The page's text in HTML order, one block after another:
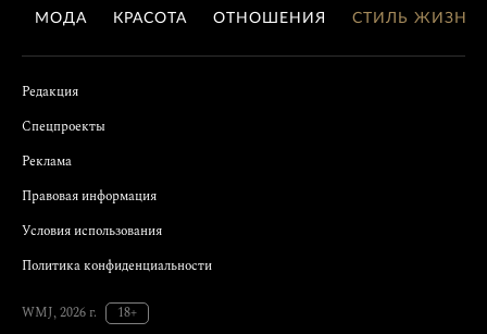
МОДА КРАСОТА ОТНОШЕНИЯ СТИЛЬ ЖИЗНИ
Редакция
Спецпроекты
Реклама
Правовая информация
Условия использования
Политика конфиденциальности
WMJ, 2026 г.
18+